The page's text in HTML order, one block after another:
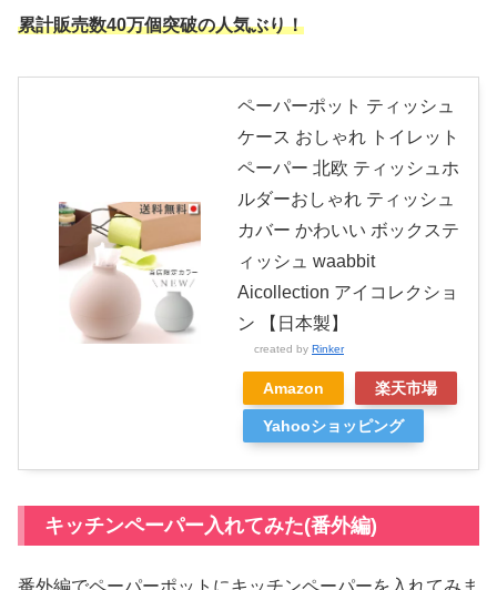
累計販売数40万個突破の人気ぶり！
ペーパーポット ティッシュ
ケース おしゃれ トイレット
ペーパー 北欧 ティッシュホ
ルダーおしゃれ ティッシュ
カバー かわいい ボックステ
ィッシュ waabbit
Aicollection アイコレクショ
ン 【日本製】
created by Rinker
Amazon 楽天市場
Yahooショッピング
キッチンペーパー入れてみた(番外編)
番外編でペーパーポットにキッチンペーパーを入れてみま